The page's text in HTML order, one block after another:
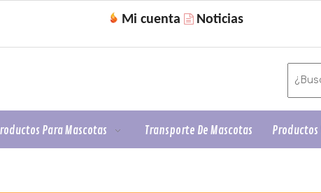
Mi cuenta  Noticias
Para Mascotas Transporte De Mascotas